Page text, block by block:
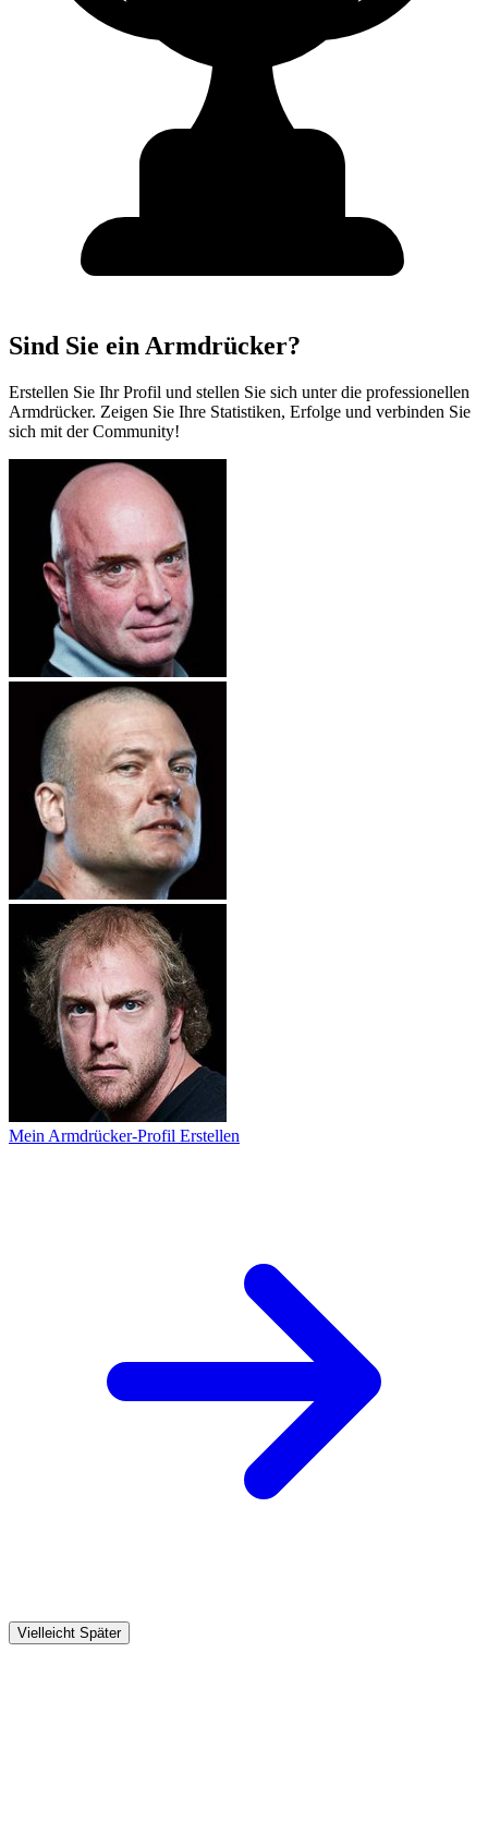
Sind Sie ein Armdrücker?
Erstellen Sie Ihr Profil und stellen Sie sich unter die professionellen
Armdrücker. Zeigen Sie Ihre Statistiken, Erfolge und verbinden Sie
sich mit der Community!
Mein Armdrücker-Profil Erstellen
Vielleicht Später